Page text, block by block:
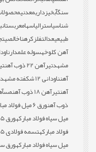
سنگآبخیزداریمعدنی
شناسیاسترالیاسهامعربستان
طبیعیعدالتفلزکرهناخالصی
آهن کلوخهسوله علمدارناودانی
مشهدتیرآهن 22 ذوب آهن
آهنناودانی 12 شکفته مشهد
آهنتیرآهن 18 ذوب آهن مس
ذوب آهنورق 6 میل فولاد مبارکه
میل سیاه فولاد مبارکهورق 15 میل سیاه فولاد مبارکه
فولاد مبارکهتسمه فولادی 15 میل
میل سیاه فولاد مبارکهورق سیاه 12 میل عرض